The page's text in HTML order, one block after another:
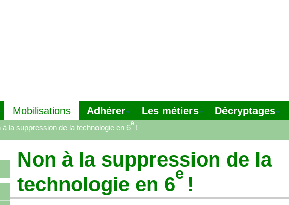
Mobilisations Adhérer Les métiers Décryptages
à la suppression de la technologie en 6
e
!
Non à la suppression de la
technologie en 6e !